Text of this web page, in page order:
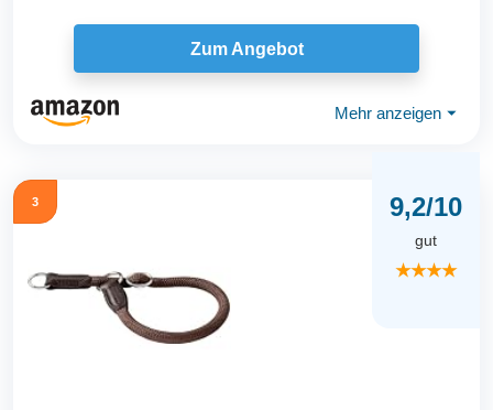
Zum Angebot
Mehr anzeigen ⏷
3 9,2/10
gut
★★★★